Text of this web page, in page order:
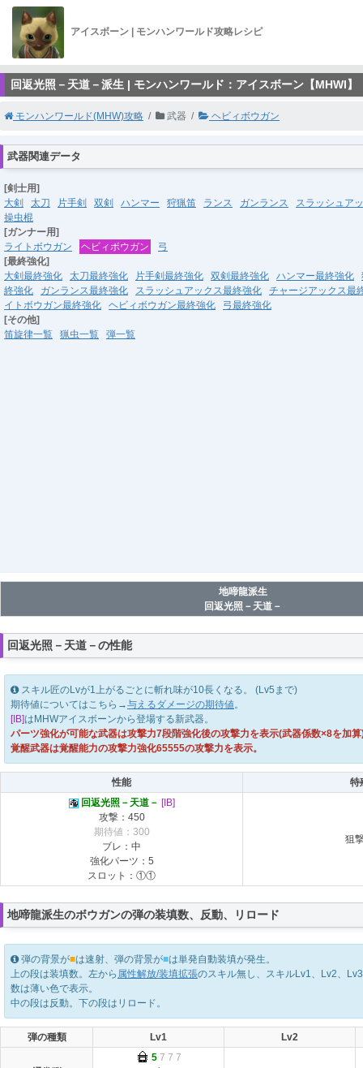
アイスボーン | モンハンワールド攻略レシピ
回返光照－天道－派生 | モンハンワールド：アイスボーン【MHWI】
モンハンワールド(MHW)攻略 武器 ヘビィボウガン
武器関連データ
[剣士用]
大剣
太刀 片手剣 双剣 ハンマー 狩猟笛 ランス ガンランス
スラッシュア
操虫棍
[ガンナー用]
ライトボウガン
ヘビィボウガン
弓
[最終強化]
大剣最終強化
太刀最終強化 片手剣最終強化 双剣最終強化 ハンマー最終強化
終強化
ガンランス最終強化 スラッシュアックス最終強化
チャージアックス最
イトボウガン最終強化
ヘビィボウガン最終強化
弓最終強化
[その他]
笛旋律一覧
猟虫一覧 弾一覧
地啼龍派生
回返光照－天道－
回返光照－天道－の性能
スキル匠のLvが1上がるごとに斬れ味が10長くなる。 (Lv5まで)
期待値についてはこちら→与えるダメージの期待値。
[IB]はMHWアイスボーンから登場する新武器。
パーツ強化が可能な武器は攻撃力7段階強化後の攻撃力を表示(武器係数×8を加
覚醒武器は覚醒能力の攻撃力強化65555の攻撃力を表示。
性能
特
回返光照－天道－ [IB]
攻撃：450
期待値：300
ブレ：中
強化パーツ：5
スロット：①①
狙
地啼龍派生のボウガンの弾の装填数、反動、リロード
弾の背景が■は速射、弾の背景が■は単発自動装填が発生。
上の段は装填数。左から 属性解放/装填拡張のスキル無し、スキルLv1、Lv2、
数は薄い色で表示。
中の段は反動。下の段はリロード。
弾の種類 Lv1 Lv2
5 7 7 7